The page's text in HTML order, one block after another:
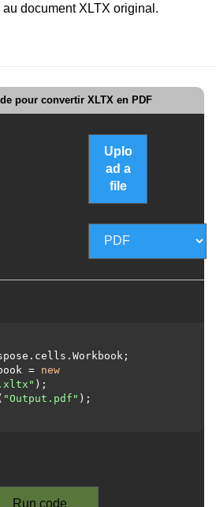
document XLTX original.
pour convertir XLTX en PDF
Uplo
ad a
file
=
new
);
"Output.pdf" );
Run code